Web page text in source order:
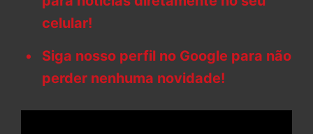
celular!
Siga nosso perfil no Google para não
perder nenhuma novidade!